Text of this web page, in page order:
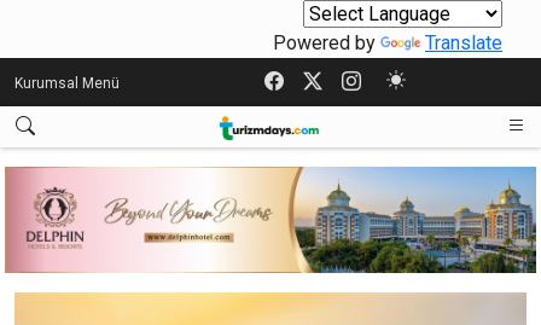
Powered by Translate
Kurumsal Menü